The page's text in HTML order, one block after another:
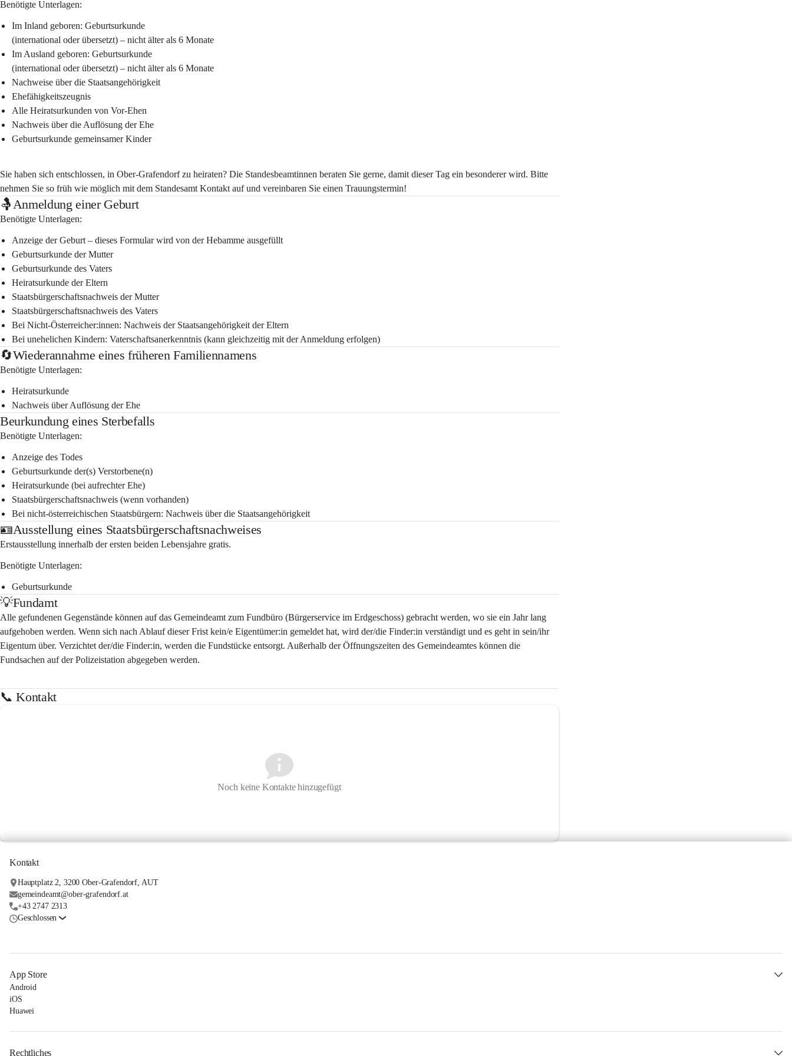
Benötigte Unterlagen:
Im Inland geboren: Geburtsurkunde
(international oder übersetzt) – nicht älter als 6 Monate
Im Ausland geboren: Geburtsurkunde
(international oder übersetzt) – nicht älter als 6 Monate
Nachweise über die Staatsangehörigkeit
Ehefähigkeitszeugnis
Alle Heiratsurkunden von Vor-Ehen
Nachweis über die Auflösung der Ehe
Geburtsurkunde gemeinsamer Kinder
Sie haben sich entschlossen, in Ober-Grafendorf zu heiraten? Die Standesbeamtinnen beraten Sie gerne, damit dieser Tag ein besonderer wird. Bitte
nehmen Sie so früh wie möglich mit dem Standesamt Kontakt auf und vereinbaren Sie einen Trauungstermin!
🤱Anmeldung einer Geburt
Benötigte Unterlagen:
Anzeige der Geburt – dieses Formular wird von der Hebamme ausgefüllt
Geburtsurkunde der Mutter
Geburtsurkunde des Vaters
Heiratsurkunde der Eltern
Staatsbürgerschaftsnachweis der Mutter
Staatsbürgerschaftsnachweis des Vaters
Bei Nicht-Österreicher:innen: Nachweis der Staatsangehörigkeit der Eltern
Bei unehelichen Kindern: Vaterschaftsanerkenntnis (kann gleichzeitig mit der Anmeldung erfolgen)
🔄Wiederannahme eines früheren Familiennamens
Benötigte Unterlagen:
Heiratsurkunde
Nachweis über Auflösung der Ehe
Beurkundung eines Sterbefalls
Benötigte Unterlagen:
Anzeige des Todes
Geburtsurkunde der(s) Verstorbene(n)
Heiratsurkunde (bei aufrechter Ehe)
Staatsbürgerschaftsnachweis (wenn vorhanden)
Bei nicht-österreichischen Staatsbürgern: Nachweis über die Staatsangehörigkeit
🪪Ausstellung eines Staatsbürgerschaftsnachweises
Erstausstellung innerhalb der ersten beiden Lebensjahre gratis.
Benötigte Unterlagen:
Geburtsurkunde
💡Fundamt
Alle gefundenen Gegenstände können auf das Gemeindeamt zum Fundbüro (Bürgerservice im Erdgeschoss) gebracht werden, wo sie ein Jahr lang
aufgehoben werden. Wenn sich nach Ablauf dieser Frist kein/e Eigentümer:in gemeldet hat, wird der/die Finder:in verständigt und es geht in sein/ihr
Eigentum über. Verzichtet der/die Finder:in, werden die Fundstücke entsorgt. Außerhalb der Öffnungszeiten des Gemeindeamtes können die
Fundsachen auf der Polizeistation abgegeben werden.
📞 Kontakt
Noch keine Kontakte hinzugefügt
Kontakt
Hauptplatz 2, 3200 Ober-Grafendorf, AUT
gemeindeamt@ober-grafendorf.at
+43 2747 2313
Geschlossen
App Store
Android
iOS
Huawei
Rechtliches